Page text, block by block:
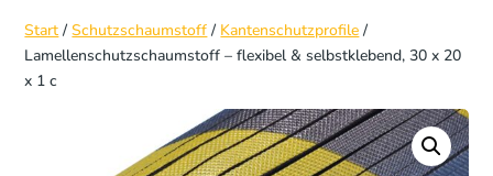
Start /Schutzschaumstoff / Kantenschutzprofile /
Lamellenschutzschaumstoff – flexibel & selbstklebend, 30 x 20
x 1 c